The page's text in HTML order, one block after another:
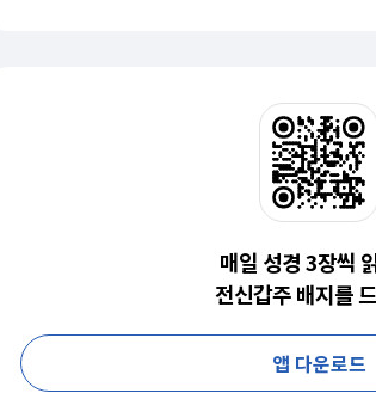
매일 성경 3장씩
전신갑주 배지를
앱 다운로드